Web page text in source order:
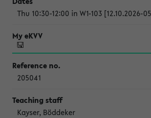
Thu 10:30-12:00 in W1-103 [12.10.2026-
205041
Kayser, Böddeker